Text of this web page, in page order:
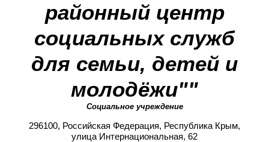
районный центр
социальных служб
для семьи, детей и
молодёжи""
Социальное учреждение
296100, Российская Федерация, Республика Крым,
улица Интернациональная, 62